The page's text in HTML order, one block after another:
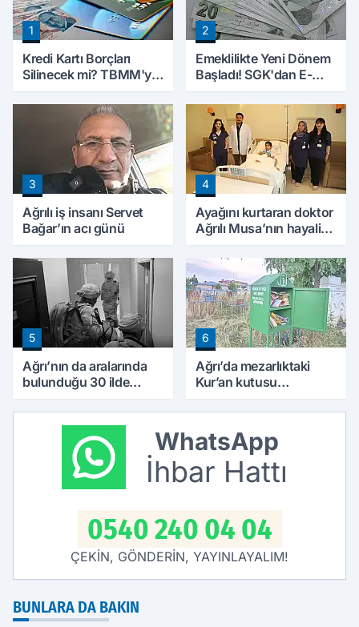
1
Kredi Kartı Borçları
Silinecek mi? TBMM'ye
Ayrıntıları Belli Oldu
2
Emeklilikte Yeni Dönem
Başladı! SGK'dan E-
3
Ağrılı iş insanı Servet
Bağar’ın acı günü
4
Ayağını kurtaran doktor
Ağrılı Musa’nın hayalini
5
Ağrı’nın da aralarında
bulunduğu 30 ilde
şüpheli yakalandı
6
Ağrı’da mezarlıktaki
Kur’an kutusu
ilgi görüyor
WhatsApp
İhbar Hattı
0540 240 04 04
ÇEKİN, GÖNDERİN, YAYINLAYALIM!
BUNLARA DA BAKIN